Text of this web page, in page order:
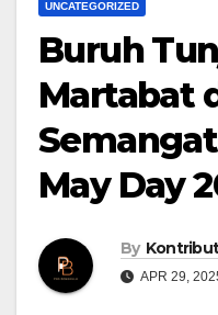
UNCATEGORIZED
Buruh
Martabat
May Day
By
APR 29,